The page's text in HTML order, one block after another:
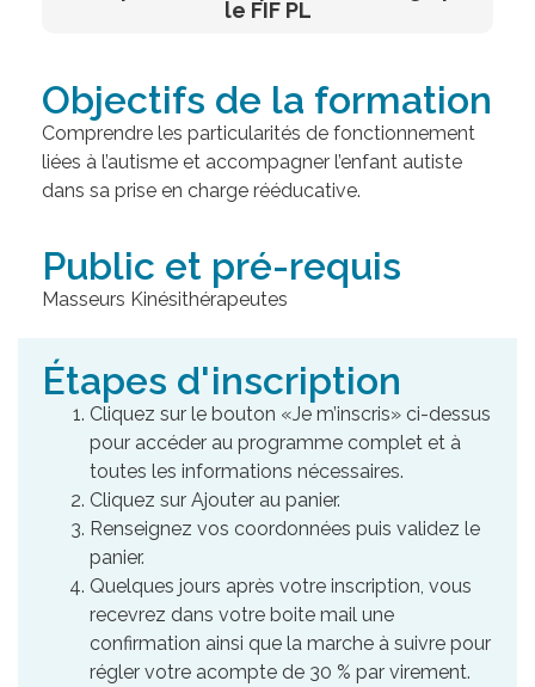
le FIF PL
Objectifs de la formation
Comprendre les particularités de fonctionnement
liées à l’autisme et accompagner l’enfant autiste
dans sa prise en charge rééducative.
Public et pré-requis
Masseurs Kinésithérapeutes
Étapes d'inscription
Cliquez sur le bouton «Je m’inscris» ci-dessus
pour accéder au programme complet et à
toutes les informations nécessaires.
Cliquez sur Ajouter au panier.
Renseignez vos coordonnées puis validez le
panier.
Quelques jours après votre inscription, vous
recevrez dans votre boite mail une
confirmation ainsi que la marche à suivre pour
régler votre acompte de 30 % par virement.